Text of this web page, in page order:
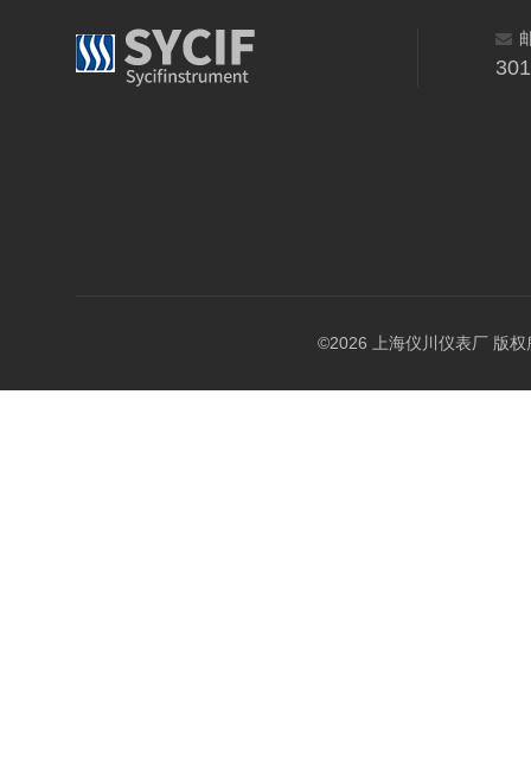
©2026 上海仪川仪表厂 版